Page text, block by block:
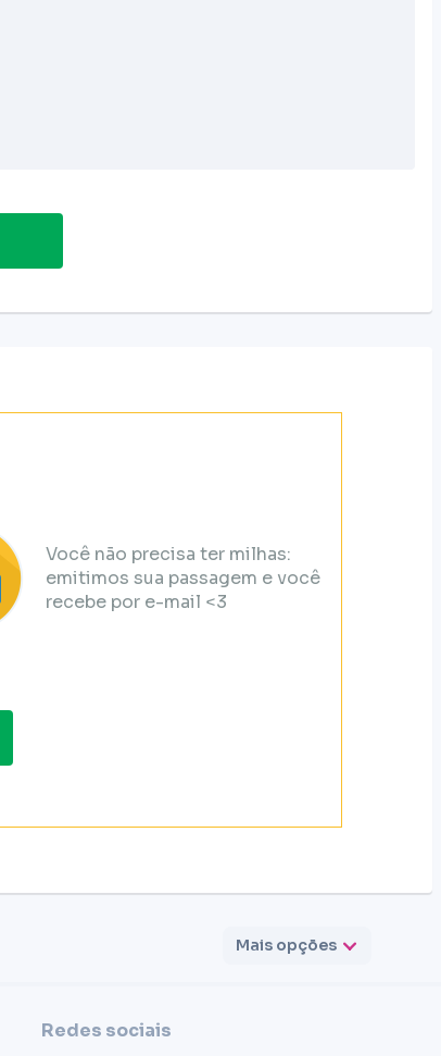
Você não precisa ter milhas:
emitimos sua passagem e você
recebe por e-mail <3
Mais opções
Redes sociais